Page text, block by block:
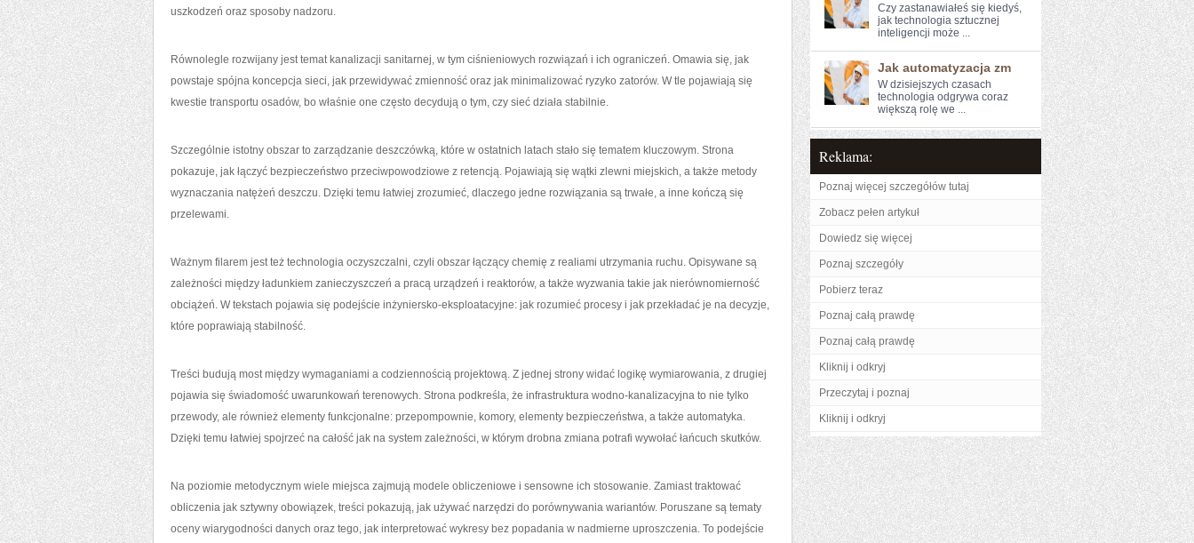
uszkodzeń oraz sposoby nadzoru.
Równolegle rozwijany jest temat kanalizacji sanitarnej, w tym ciśnieniowych rozwiązań i ich ograniczeń. Omawia się, jak
powstaje spójna koncepcja sieci, jak przewidywać zmienność oraz jak minimalizować ryzyko zatorów. W tle pojawiają się
kwestie transportu osadów, bo właśnie one często decydują o tym, czy sieć działa stabilnie.
Szczególnie istotny obszar to zarządzanie deszczówką, które w ostatnich latach stało się tematem kluczowym. Strona
pokazuje, jak łączyć bezpieczeństwo przeciwpowodziowe z retencją. Pojawiają się wątki zlewni miejskich, a także metody
wyznaczania natężeń deszczu. Dzięki temu łatwiej zrozumieć, dlaczego jedne rozwiązania są trwałe, a inne kończą się
przelewami.
Ważnym filarem jest też technologia oczyszczalni, czyli obszar łączący chemię z realiami utrzymania ruchu. Opisywane są
zależności między ładunkiem zanieczyszczeń a pracą urządzeń i reaktorów, a także wyzwania takie jak nierównomierność
obciążeń. W tekstach pojawia się podejście inżyniersko-eksploatacyjne: jak rozumieć procesy i jak przekładać je na decyzje,
które poprawiają stabilność.
Treści budują most między wymaganiami a codziennością projektową. Z jednej strony widać logikę wymiarowania, z drugiej
pojawia się świadomość uwarunkowań terenowych. Strona podkreśla, że infrastruktura wodno-kanalizacyjna to nie tylko
przewody, ale również elementy funkcjonalne: przepompownie, komory, elementy bezpieczeństwa, a także automatyka.
Dzięki temu łatwiej spojrzeć na całość jak na system zależności, w którym drobna zmiana potrafi wywołać łańcuch skutków.
Na poziomie metodycznym wiele miejsca zajmują modele obliczeniowe i sensowne ich stosowanie. Zamiast traktować
obliczenia jak sztywny obowiązek, treści pokazują, jak używać narzędzi do porównywania wariantów. Poruszane są tematy
oceny wiarygodności danych oraz tego, jak interpretować wykresy bez popadania w nadmierne uproszczenia. To podejście
Czy zastanawiałeś się kiedyś,
jak technologia sztucznej
inteligencji może ...
Jak automatyzacja zm
W dzisiejszych czasach
technologia odgrywa ⁢coraz
większą rolę we ...
Reklama:
Poznaj więcej szczegółów tutaj
Zobacz pełen artykuł
Dowiedz się więcej
Poznaj szczegóły
Pobierz teraz
Poznaj całą prawdę
Poznaj całą prawdę
Kliknij i odkryj
Przeczytaj i poznaj
Kliknij i odkryj